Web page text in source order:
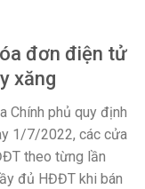
đơn điện tử
xăng
Chính phủ quy định
1/7/2022, các cửa
theo từng lần
đủ HĐĐT khi bán